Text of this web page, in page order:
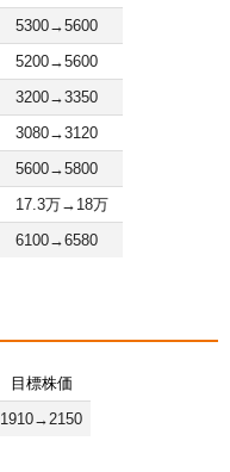
5300→5600
5200→5600
3200→3350
3080→3120
5600→5800
17.3万→18万
6100→6580
目標株価
1910→2150